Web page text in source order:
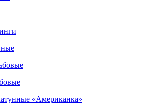
«Американка»